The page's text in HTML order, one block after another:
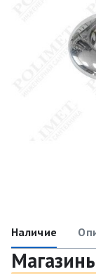
Наличие